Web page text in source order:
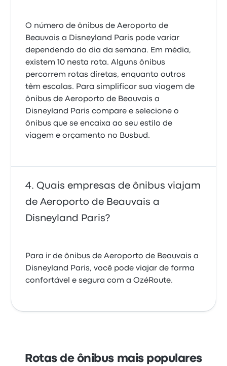
O número de ônibus de Aeroporto de
Beauvais a Disneyland Paris pode variar
dependendo do dia da semana. Em média,
existem 10 nesta rota. Alguns ônibus
percorrem rotas diretas, enquanto outros
têm escalas. Para simplificar sua viagem de
ônibus de Aeroporto de Beauvais a
Disneyland Paris compare e selecione o
ônibus que se encaixa ao seu estilo de
viagem e orçamento no Busbud.
Quais empresas de ônibus viajam
de Aeroporto de Beauvais a
Disneyland Paris?
Para ir de ônibus de Aeroporto de Beauvais a
Disneyland Paris, você pode viajar de forma
confortável e segura com a OzéRoute.
Rotas de ônibus mais populares